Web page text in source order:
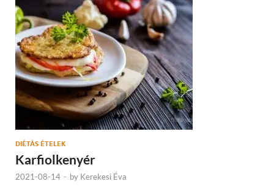
DIÉTÁS ÉTELEK
Karfiolkenyér
2021-08-14 - by Kerekesi Éva